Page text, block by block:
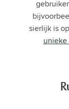
sierlijk is